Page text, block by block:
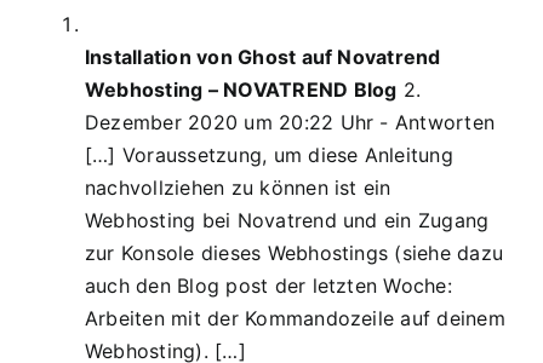
Installation von Ghost auf Novatrend
Webhosting – NOVATREND Blog 2.
Dezember 2020 um 20:22 Uhr - Antworten
[…] Voraussetzung, um diese Anleitung
nachvollziehen zu können ist ein
Webhosting bei Novatrend und ein Zugang
zur Konsole dieses Webhostings (siehe dazu
auch den Blog post der letzten Woche:
Arbeiten mit der Kommandozeile auf deinem
Webhosting). […]